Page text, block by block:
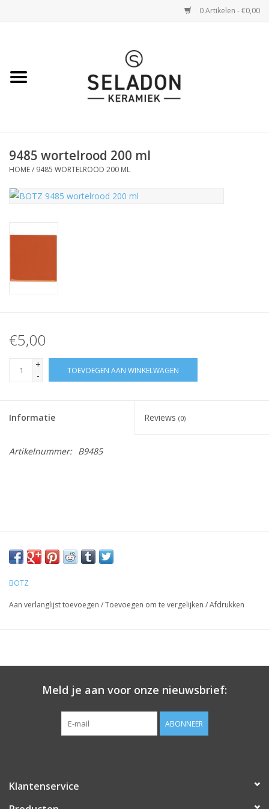
0 Artikelen - €0,00
VERZENDING
OVER SELADON
9485 wortelrood 200 ml
HOME/ 9485 WORTELROOD 200 ML
€5,00
+
-
TOEVOEGEN AAN WINKELWAGEN
Informatie Reviews (0)
Artikelnummer: B9485
BOTZ
Aan verlanglijst toevoegen /Toevoegen om te vergelijken /Afdrukken
Meld je aan voor onze nieuwsbrief:
ABONNEER
Klantenservice